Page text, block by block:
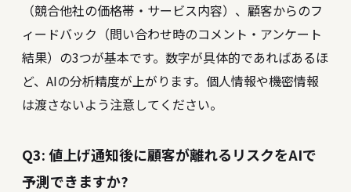
（競合他社の価格帯・サービス内容）、顧客からのフ
ィードバック（問い合わせ時のコメント・アンケート
結果）の3つが基本です。数字が具体的であればあるほ
ど、AIの分析精度が上がります。個人情報や機密情報
は渡さないよう注意してください。
Q3: 値上げ通知後に顧客が離れるリスクをAIで
予測できますか?